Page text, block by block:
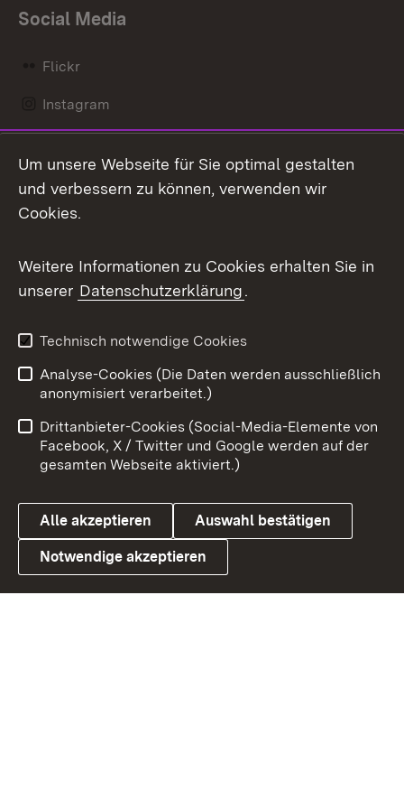
Social Media
Flickr
Instagram
Mastodon
Messenger
Social Wall
X / Twitter
Youtube
Link zum Landesportal
Benutzungshinweise
Barrierefreiheit
Datenschutz
Cookies
Um unsere Webseite für Sie optimal gestalten
und verbessern zu können, verwenden wir
Cookies.
Weitere Informationen zu Cookies erhalten Sie in
unserer Datenschutzerklärung.
Technisch notwendige Cookies
Analyse-Cookies (Die Daten werden ausschließlich
anonymisiert verarbeitet.)
Drittanbieter-Cookies (Social-Media-Elemente von
Facebook, X / Twitter und Google werden auf der
gesamten Webseite aktiviert.)
Alle akzeptieren Auswahl bestätigen
Notwendige akzeptieren